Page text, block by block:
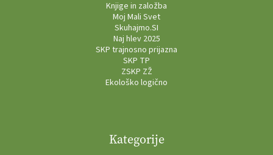
Knjige in založba
Moj Mali Svet
Skuhajmo.SI
Naj hlev 2025
SKP trajnosno prijazna
SKP TP
ZSKP ZŽ
Ekološko logično
Kategorije